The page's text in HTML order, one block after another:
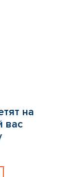
на
вас